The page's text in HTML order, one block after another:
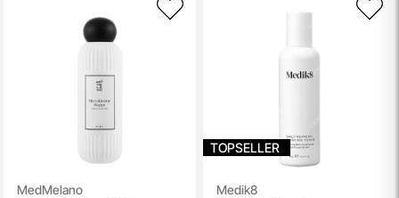
MedMelano
TOPSELLER
Medik8